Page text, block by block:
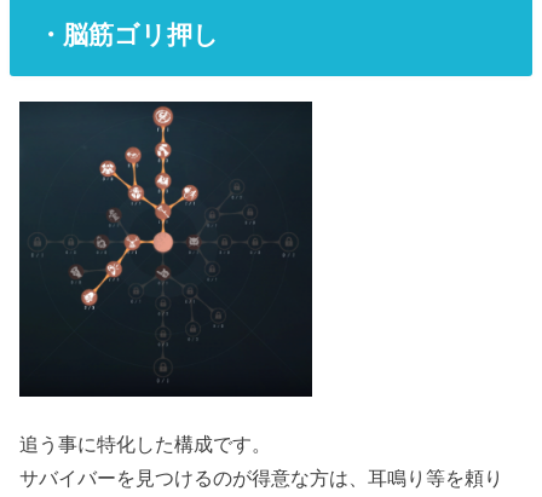
・脳筋ゴリ押し
追う事に特化した構成です。
サバイバーを見つけるのが得意な方は、耳鳴り等を頼り